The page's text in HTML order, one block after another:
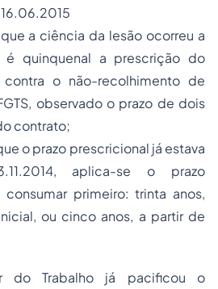
a ciência da lesão ocorreu a
é quinquenal a prescrição do
o não-recolhimento de
observado o prazo de dois
contrato;
o prazo prescricional já estava
aplica-se o prazo
primeiro: trinta anos,
ou cinco anos, a partir de
do Trabalho já pacificou o